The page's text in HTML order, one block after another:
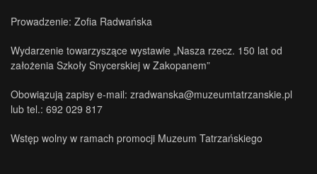
Prowadzenie: Zofia Radwańska
Wydarzenie towarzyszące wystawie „Nasza rzecz. 150 lat od
założenia Szkoły Snycerskiej w Zakopanem”
Obowiązują zapisy e-mail: zradwanska@muzeumtatrzanskie.pl
lub tel.: 692 029 817
Wstęp wolny w ramach promocji Muzeum Tatrzańskiego